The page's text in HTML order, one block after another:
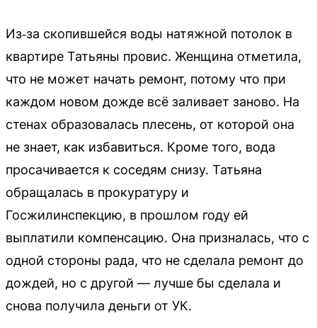
Из‑за скопившейся воды натяжной потолок в
квартире Татьяны провис. Женщина отметила,
что не может начать ремонт, потому что при
каждом новом дожде всё заливает заново. На
стенах образовалась плесень, от которой она
не знает, как избавиться. Кроме того, вода
просачивается к соседям снизу. Татьяна
обращалась в прокуратуру и
Госжилинспекцию, в прошлом году ей
выплатили компенсацию. Она призналась, что с
одной стороны рада, что не сделала ремонт до
дождей, но с другой — лучше бы сделала и
снова получила деньги от УК.